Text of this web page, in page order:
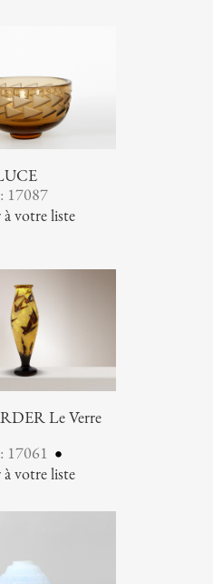
17087
votre liste
Le Verre
17061
votre liste